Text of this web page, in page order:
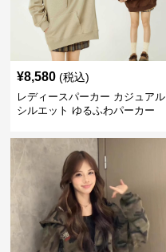
¥8,580 (税込)
レディースパーカー カジュアル
シルエット ゆるふわパーカー